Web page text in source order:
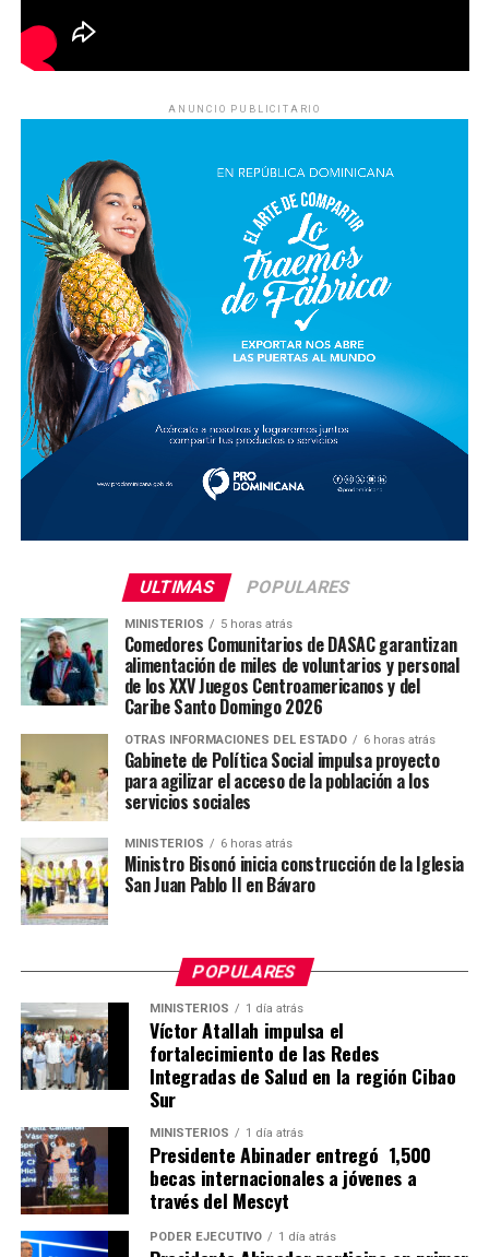
ANUNCIO PUBLICITARIO
ULTIMAS POPULARES
MINISTERIOS 5 horas atrás
Comedores Comunitarios de DASAC garantizan
alimentación de miles de voluntarios y personal
de los XXV Juegos Centroamericanos y del
Caribe Santo Domingo 2026
OTRAS INFORMACIONES DEL ESTADO 6 horas atrás
Gabinete de Política Social impulsa proyecto
para agilizar el acceso de la población a los
servicios sociales
MINISTERIOS 6 horas atrás
Ministro Bisonó inicia construcción de la Iglesia
San Juan Pablo II en Bávaro
POPULARES
MINISTERIOS 1 día atrás
Víctor Atallah impulsa el
fortalecimiento de las Redes
Integradas de Salud en la región Cibao
Sur
MINISTERIOS 1 día atrás
Presidente Abinader entregó 1,500
becas internacionales a jóvenes a
través del Mescyt
PODER EJECUTIVO 1 día atrás